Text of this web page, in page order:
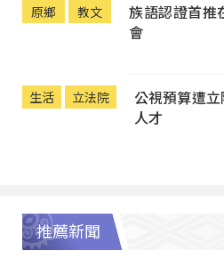
原鄉 教文
族語認證首推
會
生活 立法院
公視預算遭
人才
推薦新聞